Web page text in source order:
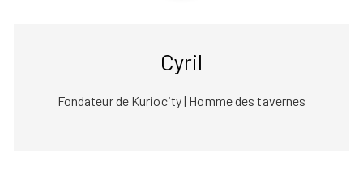
Cyril
Fondateur de Kuriocity | Homme des tavernes